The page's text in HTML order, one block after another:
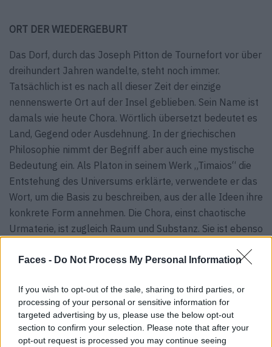
Faces - Do Not Process My Personal Information
If you wish to opt-out of the sale, sharing to third parties, or
processing of your personal or sensitive information for
targeted advertising by us, please use the below opt-out
section to confirm your selection. Please note that after your
opt-out request is processed you may continue seeing
ORT DER WIEDERGEBURT
Das Dorf, durch das Joseph Pitton de Tournefort vor über
dreihundert Jahren wandelte, steht noch immer.
Tatsächlich ist es nach all dieser Zeit der einzige
nennenswerte Ort auf der Insel geblieben. Sein Name ist
damals wie heute Chora. Wörtlich übersetzt bedeutet es
Land, Gegend oder Ausdehnung. In der griechischen
Philosophie nimmt der Begriff aber auch eine mystische
Bedeutung ein. Als Platon in seinem Werk „Timaios“ die
Entstehung des Universums erklärte, verwendete er das
Wort, um die Basis zu beschreiben, aus der alle Ideen ihre
konkrete Form annehmen. Die Chora, einst chaotische
Urmaterie, ist zugleich Raum und Substanz. Sie ist ebenso
Gold, aus dem immer wieder neue Formen entstehen. Wo
eigentliche Existenz. Oder im Fall von Folegandros: Dort,
wo die Bäckerin ihre dampfenden Brötchen aus dem Ofen
zieht und kleine Katzen um schneeweiße Häuser streifen,
in der Hoffnung auf ein paar Streicheleinheiten. Für